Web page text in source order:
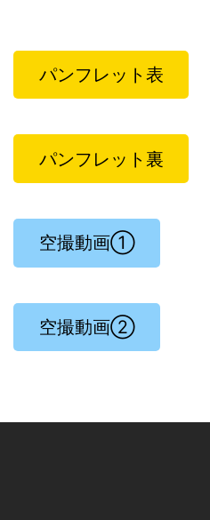
パンフレット表
パンフレット裏
空撮動画①
空撮動画②